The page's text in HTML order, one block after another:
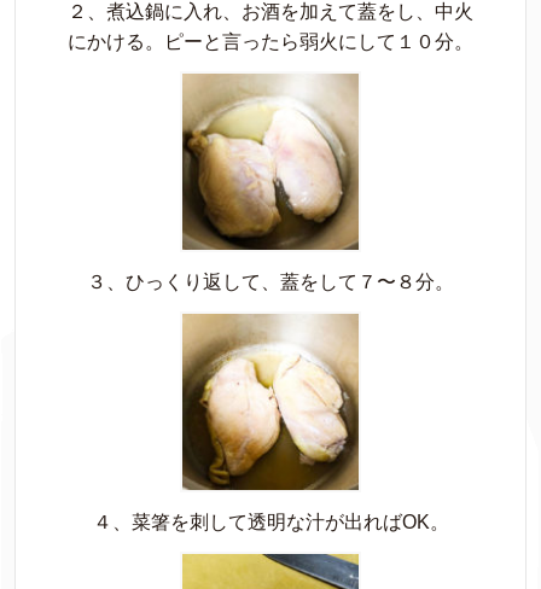
２、煮込鍋に入れ、お酒を加えて蓋をし、中火
にかける。ピーと言ったら弱火にして１０分。
３、ひっくり返して、蓋をして７〜８分。
４、菜箸を刺して透明な汁が出ればOK。